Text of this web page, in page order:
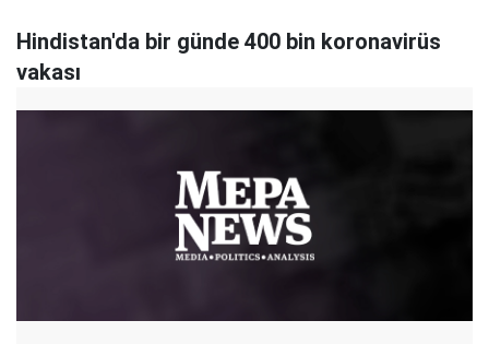
Hindistan'da bir günde 400 bin koronavirüs
vakası